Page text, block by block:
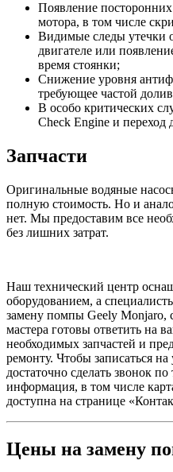
Появление
мотора, в том числе
Видимые следы утечки
двигателе или
время стоянки;
Снижение уровня
требующее частой
В особо критических
Check Engine и переход
Запчасти
Оригинальные водяные
полную стоимость. Но и
нет. Мы предоставим все
без лишних затрат.
Наш технический центр
оборудованием, а
замену помпы Geely Monjaro,
мастера готовы ответить на
необходимых запчастей и
ремонту. Чтобы записаться на
достаточно сделать звонок
информация, в том числе
доступна на странице
Цены на замену